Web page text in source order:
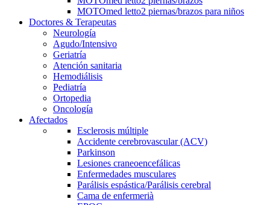
MOTOmed letto2 piernas/brazos para niños
Doctores & Terapeutas
Neurología
Agudo/Intensivo
Geriatría
Atención sanitaria
Hemodiálisis
Pediatría
Ortopedia
Oncología
Afectados
Esclerosis múltiple
Accidente cerebrovascular (ACV)
Parkinson
Lesiones craneoencefálicas
Enfermedades musculares
Parálisis espástica/Parálisis cerebral
Cama de enfermerià